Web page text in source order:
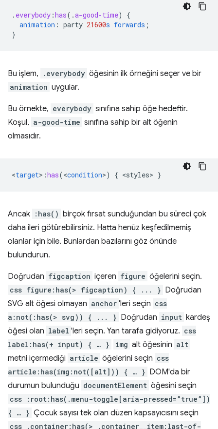
. everybody :has( .a-good-time)
{
animation : party 21600s forwards ;
}
Bu işlem, .everybody öğesinin ilk örneğini seçer ve bir
animation uygular.
Bu örnekte, everybody sınıfına sahip öğe hedeftir.
Koşul, a-good-time sınıfına sahip bir alt öğenin
olmasıdır.
<target> :has(<condition>) { <styles> }
Ancak :has() birçok fırsat sunduğundan bu süreci çok
daha ileri götürebilirsiniz. Hatta henüz keşfedilmemiş
olanlar için bile. Bunlardan bazılarını göz önünde
bulundurun.
Doğrudan figcaption içeren figure öğelerini seçin.
css figure:has(> figcaption) { ... } Doğrudan
SVG alt öğesi olmayan anchor 'leri seçin css
a:not(:has(> svg)) { ... } Doğrudan input kardeş
öğesi olan label 'leri seçin. Yan tarafa gidiyoruz. css
label:has(+ input) { … }
img alt öğesinin alt
metni içermediği article öğelerini seçin css
article:has(img:not([alt])) { … } DOM'da bir
durumun bulunduğu documentElement öğesini seçin
css :root:has(.menu-toggle[aria-pressed=”true”])
{ … } Çocuk sayısı tek olan düzen kapsayıcısını seçin
css .container:has(> .container__item:last-of-